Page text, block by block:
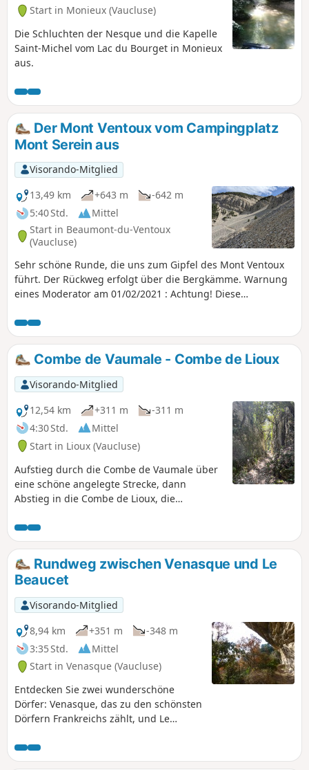
Start in Monieux (Vaucluse)
Die Schluchten der Nesque und die Kapelle
Saint-Michel vom Lac du Bourget in Monieux
aus.
Der Mont Ventoux vom Campingplatz
Mont Serein aus
Visorando-Mitglied
13,49 km
+643 m
-642 m
5:40 Std.
Mittel
Start in Beaumont-du-Ventoux
(Vaucluse)
Sehr schöne Runde, die uns zum Gipfel des Mont Ventoux
führt. Der Rückweg erfolgt über die Bergkämme. Warnung
eines Moderator am 01/02/2021 : Achtung! Diese
Combe de Vaumale - Combe de Lioux
Visorando-Mitglied
12,54 km
+311 m
-311 m
4:30 Std.
Mittel
Start in Lioux (Vaucluse)
Aufstieg durch die Combe de Vaumale über
eine schöne angelegte Strecke, dann
Abstieg in die Combe de Lioux, die
ist.
Rundweg zwischen Venasque und Le
Beaucet
Visorando-Mitglied
8,94 km
+351 m
-348 m
3:35 Std.
Mittel
Start in Venasque (Vaucluse)
Entdecken Sie zwei wunderschöne
Dörfer: Venasque, das zu den schönsten
Dörfern Frankreichs zählt, und Le
ehemalige Festungsstadt, die sich im
Schutz ihrer Burgruine schmiegt.